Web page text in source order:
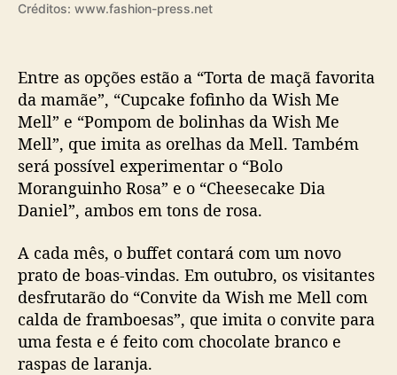
l
n
o
K
e
i
o
a
a
H
o
t
Créditos: www.fashion-press.net
Entre as opções estão a “Torta de maçã favorita
da mamãe”, “Cupcake fofinho da Wish Me
Mell” e “Pompom de bolinhas da Wish Me
Mell”, que imita as orelhas da Mell. Também
será possível experimentar o “Bolo
Moranguinho Rosa” e o “Cheesecake Dia
Daniel”, ambos em tons de rosa.
A cada mês, o buffet contará com um novo
prato de boas-vindas. Em outubro, os visitantes
desfrutarão do “Convite da Wish me Mell com
calda de framboesas”, que imita o convite para
uma festa e é feito com chocolate branco e
raspas de laranja.